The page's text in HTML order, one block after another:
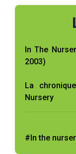
In The
2003)
La
Nursery
#In the